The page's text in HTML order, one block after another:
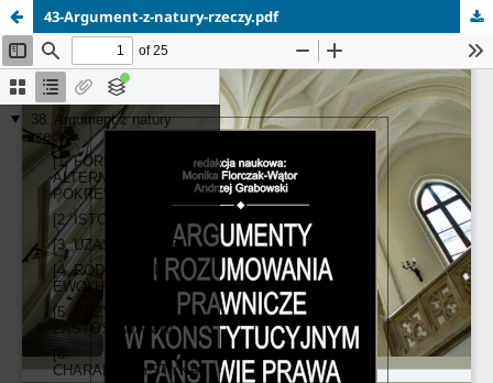
43-Argument-z-natury-rzeczy.pdf